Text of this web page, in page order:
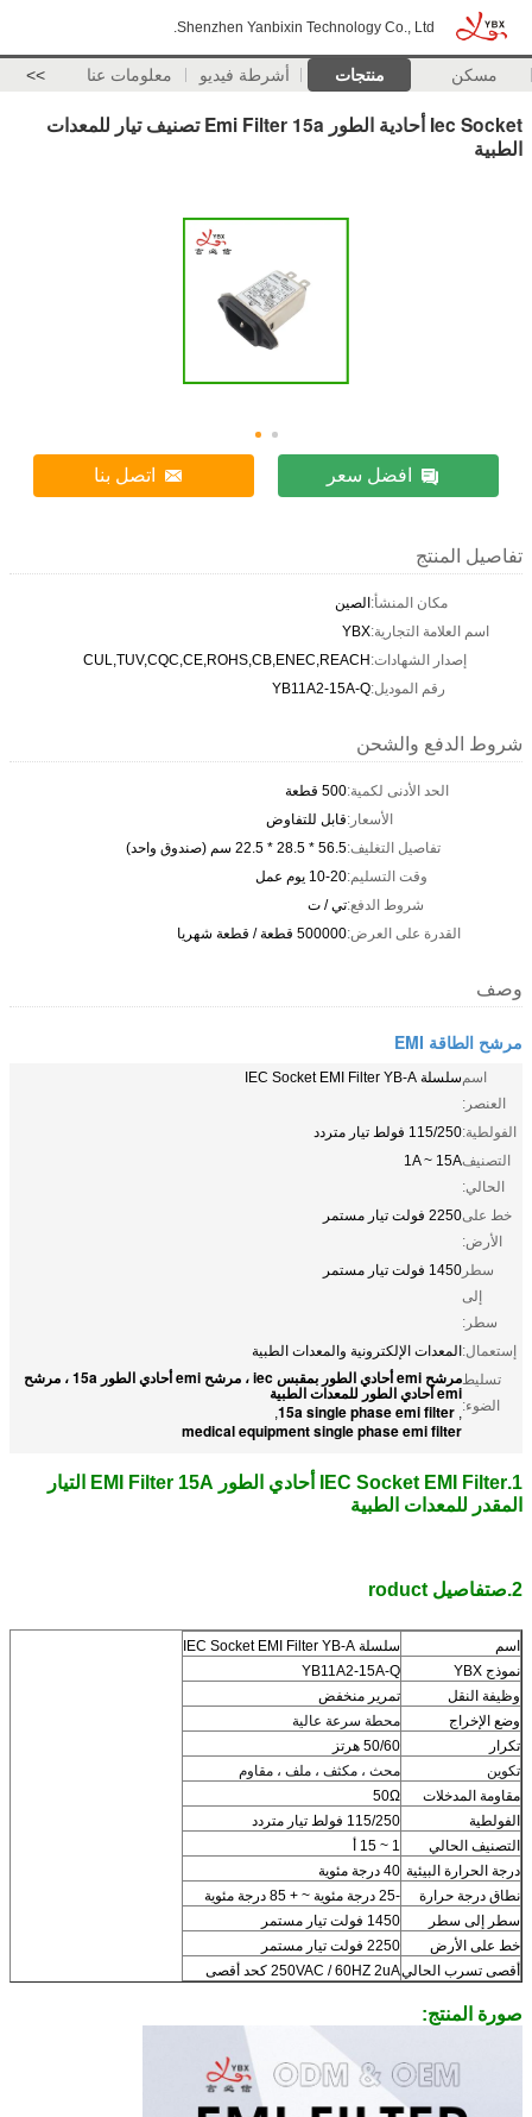
Shenzhen Yanbixin Technology Co., Ltd.
مسكن منتجات أشرطة فيديو معلومات عنا >>
Iec Socket أحادية الطور Emi Filter 15a تصنيف تيار للمعدات
الطبية
افضل سعر اتصل بنا
تفاصيل المنتج
مكان المنشأ:الصين
اسم العلامة التجارية:YBX
إصدار الشهادات:CUL,TUV,CQC,CE,ROHS,CB,ENEC,REACH
رقم الموديل:YB11A2-15A-Q
شروط الدفع والشحن
الحد الأدنى لكمية:500 قطعة
الأسعار:قابل للتفاوض
تفاصيل التغليف:56.5 * 28.5 * 22.5 سم (صندوق واحد)
وقت التسليم:10-20 يوم عمل
شروط الدفع:تي / ت
القدرة على العرض:500000 قطعة / قطعة شهريا
وصف
مرشح الطاقة EMI
اسم
العنصر:
سلسلة IEC Socket EMI Filter YB-A
الفولطية:115/250 فولط تيار متردد
التصنيف
الحالي:
1A ~ 15A
خط على
الأرض:
2250 فولت تيار مستمر
سطر
إلى
سطر:
1450 فولت تيار مستمر
إستعمال:المعدات الإلكترونية والمعدات الطبية
تسليط
الضوء:
مرشح emi أحادي الطور بمقبس iec ، مرشح emi أحادي الطور 15a ، مرشح
emi أحادي الطور للمعدات الطبية
,
15a single phase emi filter
,
medical equipment single phase emi filter
1.
IEC Socket EMI Filter أحادي الطور EMI Filter 15A التيار
المقدر للمعدات الطبية
2. صتفاصيل roduct
اسم
سلسلة IEC Socket EMI Filter YB-A
نموذج YBX
YB11A2-15A-Q
وظيفة النقل
تمرير منخفض
وضع الإخراج
محطة سرعة عالية
تكرار
50/60 هرتز
تكوين
محث ، مكثف ، ملف ، مقاوم
مقاومة المدخلات
50Ω
الفولطية
115/250 فولط تيار متردد
التصنيف الحالي
1 ~ 15 أ
درجة الحرارة البيئية 40 درجة مئوية
نطاق درجة حرارة
-25 درجة مئوية ~ + 85 درجة مئوية
سطر إلى سطر
1450 فولت تيار مستمر
خط على الأرض
2250 فولت تيار مستمر
أقصى تسرب الحالي250VAC / 60HZ 2uA كحد أقصى
صورة المنتج: